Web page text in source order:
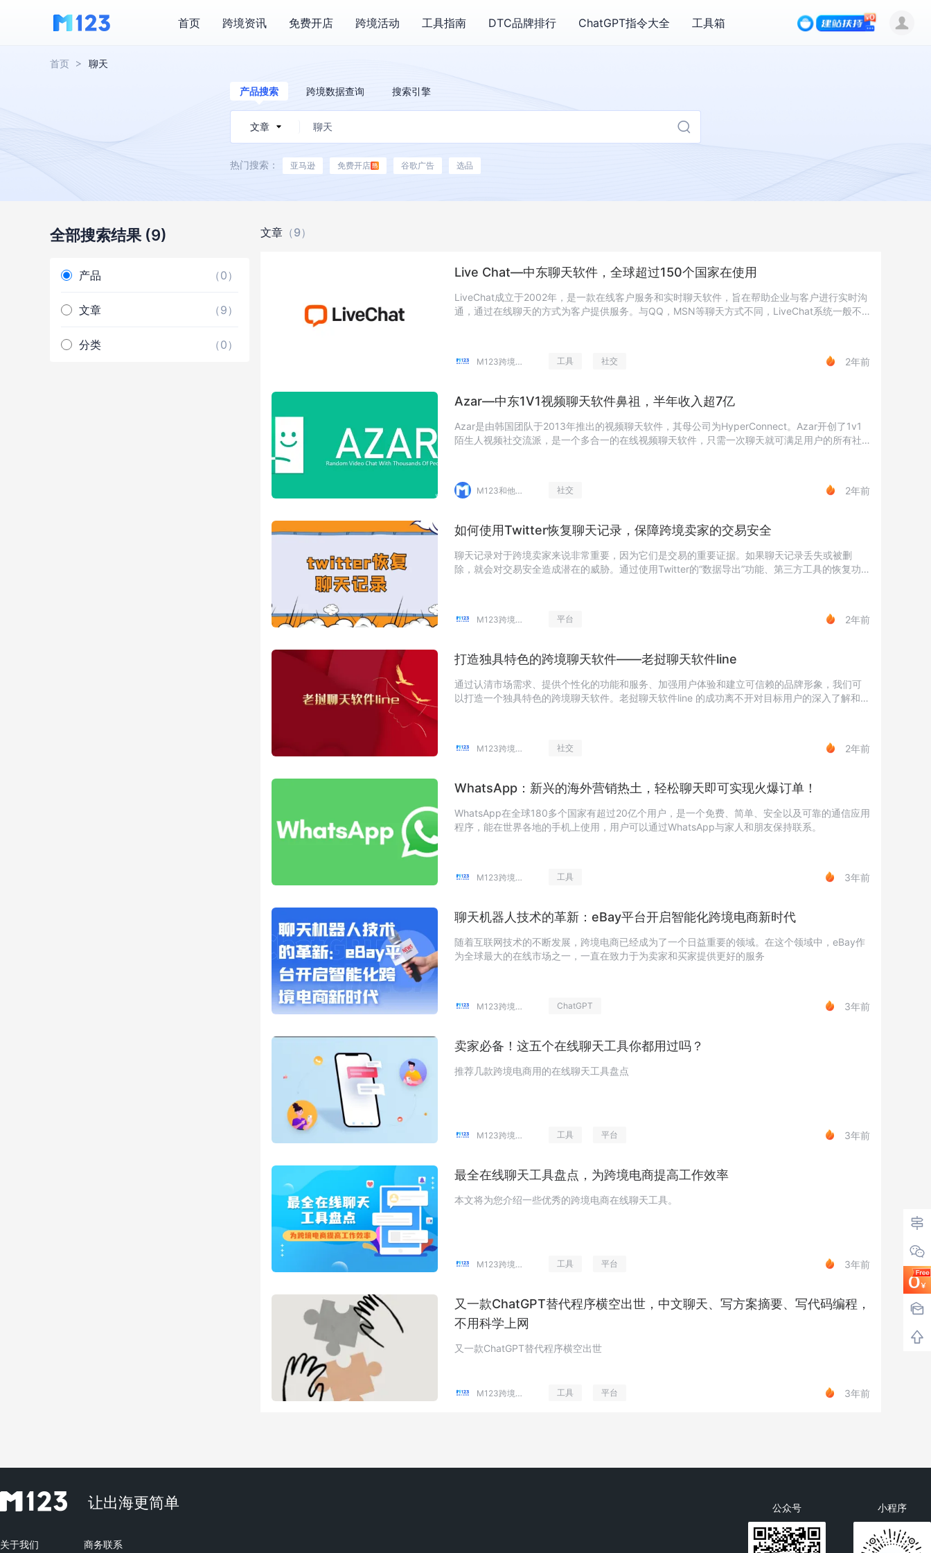
首页 跨境资讯 免费开店 跨境活动 工具指南 DTC品牌排行 ChatGPT指令大全 工具箱
首页 聊天
产品搜索 跨境数据查询 搜索引擎
文章 
热门搜索： 亚马逊 免费开店 谷歌广告 选品
全部搜索结果 (9)
产品 （0）
文章 （9）
分类 （0）
文章 （9）
Live Chat—中东聊天软件，全球超过150个国家在使用
LiveChat成立于2002年，是一款在线客户服务和实时聊天软件，旨在帮助企业与客户进行实时沟
通，通过在线聊天的方式为客户提供服务。与QQ，MSN等聊天方式不同，LiveChat系统一般不
M123跨境工具导航 工具 社交 2年前
Azar—中东1V1视频聊天软件鼻祖，半年收入超7亿
Azar是由韩国团队于2013年推出的视频聊天软件，其母公司为HyperConnect。Azar开创了1v1
陌生人视频社交流派，是一个多合一的在线视频聊天软件，只需一次聊天就可满足用户的所有社
M123和他的朋友们 社交 2年前
如何使用Twitter恢复聊天记录，保障跨境卖家的交易安全
聊天记录对于跨境卖家来说非常重要，因为它们是交易的重要证据。如果聊天记录丢失或被删
除，就会对交易安全造成潜在的威胁。通过使用Twitter的“数据导出”功能、第三方工具的恢复功
M123跨境工具导航 平台 2年前
打造独具特色的跨境聊天软件——老挝聊天软件line
通过认清市场需求、提供个性化的功能和服务、加强用户体验和建立可信赖的品牌形象，我们可
以打造一个独具特色的跨境聊天软件。老挝聊天软件line 的成功离不开对目标用户的深入了解和满
M123跨境工具导航 社交 2年前
WhatsApp：新兴的海外营销热土，轻松聊天即可实现火爆订单！
WhatsApp在全球180多个国家有超过20亿个用户，是一个免费、简单、安全以及可靠的通信应用
程序，能在世界各地的手机上使用，用户可以通过WhatsApp与家人和朋友保持联系。
M123跨境工具导航 工具 3年前
聊天机器人技术的革新：eBay平台开启智能化跨境电商新时代
随着互联网技术的不断发展，跨境电商已经成为了一个日益重要的领域。在这个领域中，eBay作
为全球最大的在线市场之一，一直在致力于为卖家和买家提供更好的服务
M123跨境工具导航 ChatGPT 3年前
卖家必备！这五个在线聊天工具你都用过吗？
推荐几款跨境电商用的在线聊天工具盘点
M123跨境工具导航 工具 平台 3年前
最全在线聊天工具盘点，为跨境电商提高工作效率
本文将为您介绍一些优秀的跨境电商在线聊天工具。
M123跨境工具导航 工具 平台 3年前
又一款ChatGPT替代程序横空出世，中文聊天、写方案摘要、写代码编程，
不用科学上网
又一款ChatGPT替代程序横空出世
M123跨境工具导航 工具 平台 3年前
让出海更简单
关于我们 商务联系
公众号 小程序